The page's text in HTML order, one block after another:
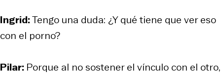
Ingrid:Tengo una duda: ¿Y qué tiene que ver eso
con el porno?
Pilar: Porque al no sostener el vínculo con el otro,